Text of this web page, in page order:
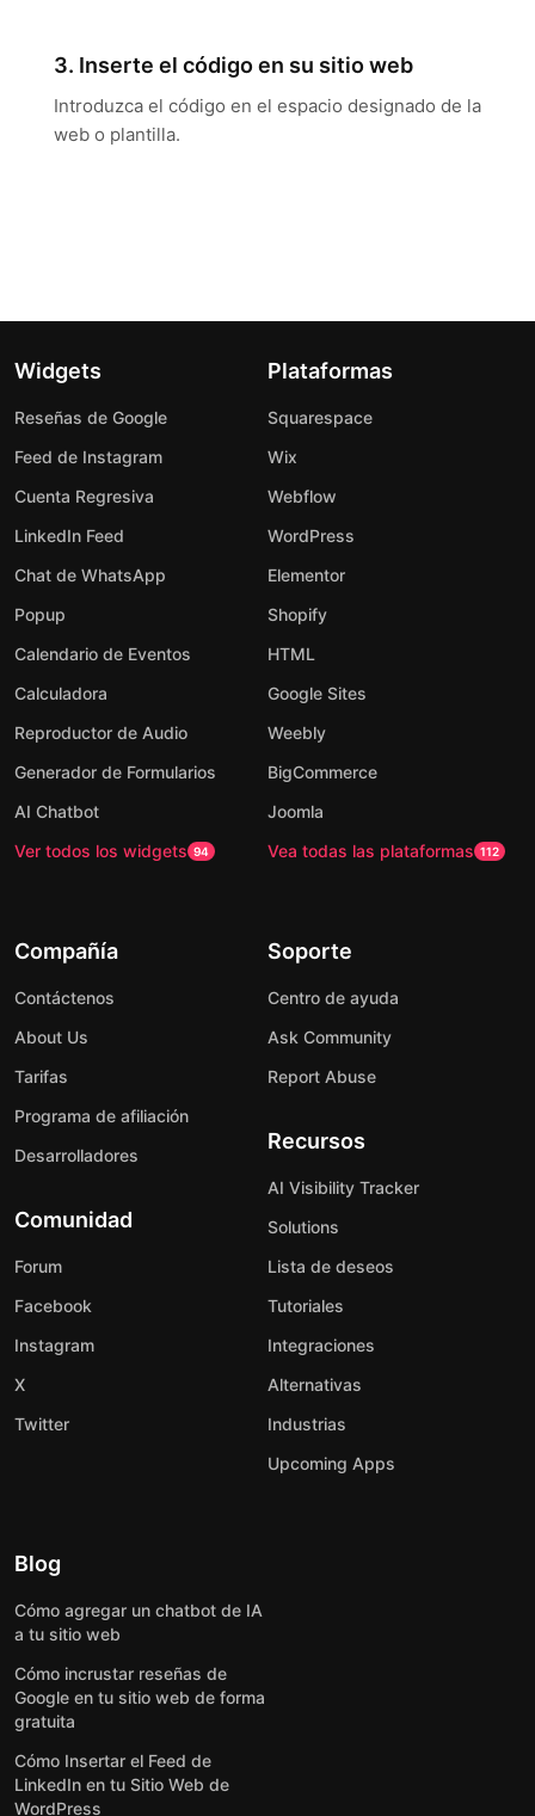
3. Inserte el código en su sitio web
Introduzca el código en el espacio designado de la
web o plantilla.
Widgets
Reseñas de Google
Feed de Instagram
Cuenta Regresiva
LinkedIn Feed
Chat de WhatsApp
Popup
Calendario de Eventos
Calculadora
Reproductor de Audio
Generador de Formularios
AI Chatbot
Ver todos los widgets 94
Plataformas
Squarespace
Wix
Webflow
WordPress
Elementor
Shopify
HTML
Google Sites
Weebly
BigCommerce
Joomla
Vea todas las plataformas 112
Compañía
Contáctenos
About Us
Tarifas
Programa de afiliación
Desarrolladores
Comunidad
Forum
Facebook
Instagram
X
Twitter
Soporte
Centro de ayuda
Ask Community
Report Abuse
Recursos
AI Visibility Tracker
Solutions
Lista de deseos
Tutoriales
Integraciones
Alternativas
Industrias
Upcoming Apps
Blog
Cómo agregar un chatbot de IA
a tu sitio web
Cómo incrustar reseñas de
Google en tu sitio web de forma
gratuita
Cómo Insertar el Feed de
LinkedIn en tu Sitio Web de
WordPress